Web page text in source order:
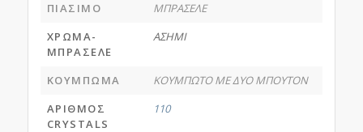
ΠΙΑΣΙΜΟ
ΜΠΡΑΣΕΛΕ
ΧΡΩΜΑ-
ΜΠΡΑΣΕΛΕ
ΑΣΗΜΙ
ΚΟΥΜΠΩΜΑ
ΚΟΥΜΠΩΤΟ ΜΕ ΔΥΟ ΜΠΟΥΤΟΝ
ΑΡΙΘΜΟΣ
CRYSTALS
110